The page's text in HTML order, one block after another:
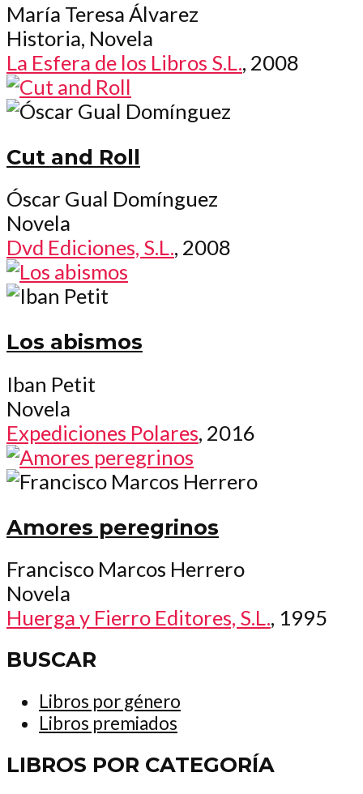
María Teresa Álvarez
Historia, Novela
La Esfera de los Libros S.L., 2008
Cut and Roll
Óscar Gual Domínguez
Novela
Dvd Ediciones, S.L., 2008
Los abismos
Iban Petit
Novela
Expediciones Polares, 2016
Amores peregrinos
Francisco Marcos Herrero
Novela
Huerga y Fierro Editores, S.L., 1995
BUSCAR
Libros por género
Libros premiados
LIBROS POR CATEGORÍA